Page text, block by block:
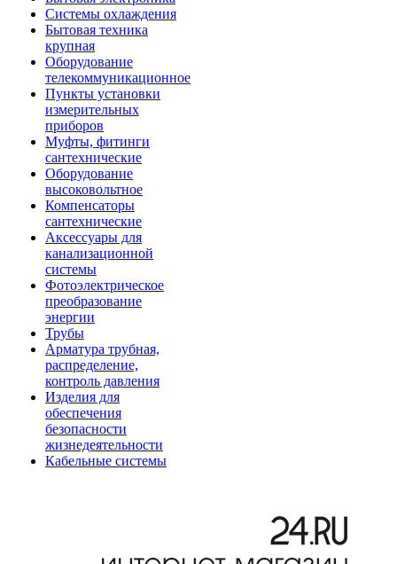
Системы охлаждения
Бытовая техника
крупная
Оборудование
телекоммуникационное
Пункты установки
измерительных
приборов
Муфты, фитинги
сантехнические
Оборудование
высоковольтное
Компенсаторы
сантехнические
Аксессуары для
канализационной
системы
Фотоэлектрическое
преобразование
энергии
Трубы
Арматура трубная,
распределение,
контроль давления
Изделия для
обеспечения
безопасности
жизнедеятельности
Кабельные системы